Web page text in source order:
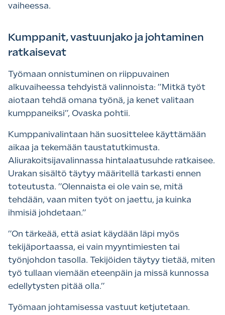
vaiheessa.
Kumppanit, vastuunjako ja johtaminen
ratkaisevat
Työmaan onnistuminen on riippuvainen
alkuvaiheessa tehdyistä valinnoista: ”Mitkä työt
aiotaan tehdä omana työnä, ja kenet valitaan
kumppaneiksi”, Ovaska pohtii.
Kumppanivalintaan hän suosittelee käyttämään
aikaa ja tekemään taustatutkimusta.
Aliurakoitsijavalinnassa hintalaatusuhde ratkaisee.
Urakan sisältö täytyy määritellä tarkasti ennen
toteutusta. ”Olennaista ei ole vain se, mitä
tehdään, vaan miten työt on jaettu, ja kuinka
ihmisiä johdetaan.”
”On tärkeää, että asiat käydään läpi myös
tekijäportaassa, ei vain myyntimiesten tai
työnjohdon tasolla. Tekijöiden täytyy tietää, miten
työ tullaan viemään eteenpäin ja missä kunnossa
edellytysten pitää olla.”
Työmaan johtamisessa vastuut ketjutetaan.